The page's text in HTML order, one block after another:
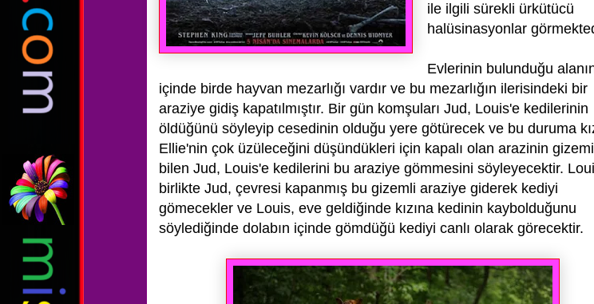
ile ilgili sürekli ürkütücü
halüsinasyonlar
Evlerinin bulunduğu
içinde birde hayvan mezarlığı vardır ve bu mezarlığın ilerisindeki bir
araziye gidiş kapatılmıştır. Bir gün komşuları Jud, Louis'e kedilerinin
öldüğünü söyleyip cesedinin olduğu yere götürecek ve bu duruma
Ellie'nin çok üzüleceğini düşündükleri için kapalı olan arazinin
bilen Jud, Louis'e kedilerini bu araziye gömmesini söyleyecektir.
birlikte Jud, çevresi kapanmış bu gizemli araziye giderek kediyi
gömecekler ve Louis, eve geldiğinde kızına kedinin kaybolduğunu
söylediğinde dolabın içinde gömdüğü kediyi canlı olarak görecektir.